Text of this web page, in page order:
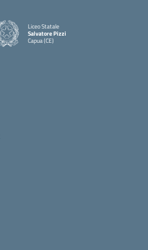
Liceo Statale
Salvatore Pizzi
Capua (CE)
— Visita la pagina iniziale della scuola